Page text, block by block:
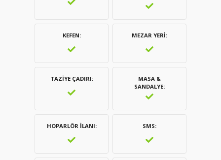
KEFEN MEZAR YERI
TAZIYE ÇADIRI
MASA &
SANDALYE
HOPARLÖR İLANI SMS